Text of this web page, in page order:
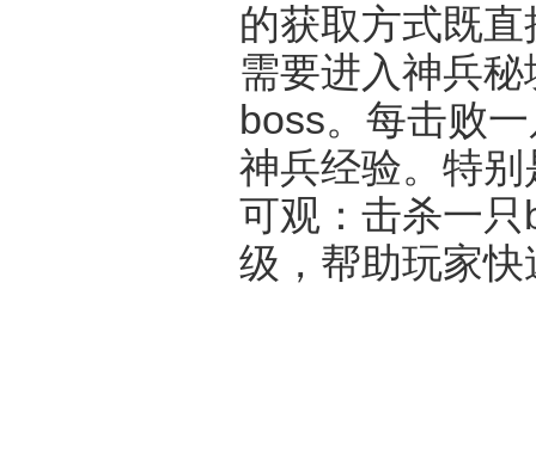
的获取方式既
需要进入神兵
boss。每击败
神兵经验。特
可观：击杀一
级，帮助玩家